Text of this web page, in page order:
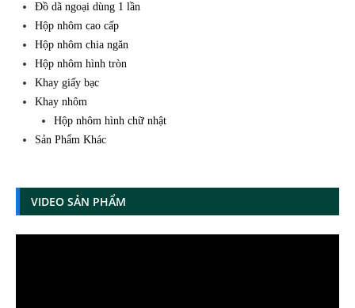
Đồ dã ngoại dùng 1 lần
Hộp nhôm cao cấp
Hộp nhôm chia ngăn
Hộp nhôm hình tròn
Khay giấy bạc
Khay nhôm
Hộp nhôm hình chữ nhật
Sản Phẩm Khác
VIDEO SẢN PHẨM